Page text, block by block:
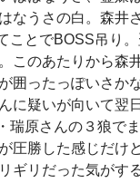
なうさの白。森井
ことでBOSS吊り
このあたりから森
囲ったっぽいさか
に疑いが向いて翌
瑞原さんの３狼で
圧勝した感じだけ
ギリだった気がす